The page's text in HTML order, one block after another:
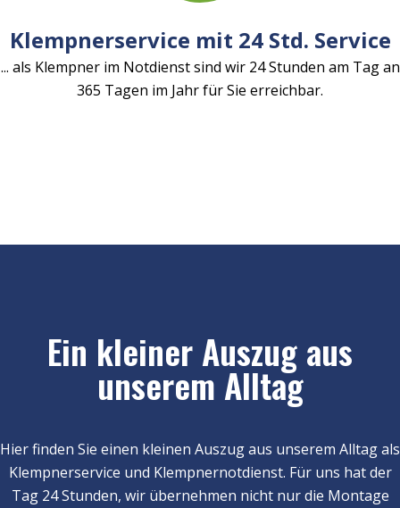
Klempnerservice mit 24 Std. Service
... als Klempner im Notdienst sind wir 24 Stunden am Tag an
365 Tagen im Jahr für Sie erreichbar.
Ein kleiner Auszug aus
unserem Alltag
Hier finden Sie einen kleinen Auszug aus unserem Alltag als
Klempnerservice und Klempnernotdienst. Für uns hat der
Tag 24 Stunden, wir übernehmen nicht nur die Montage